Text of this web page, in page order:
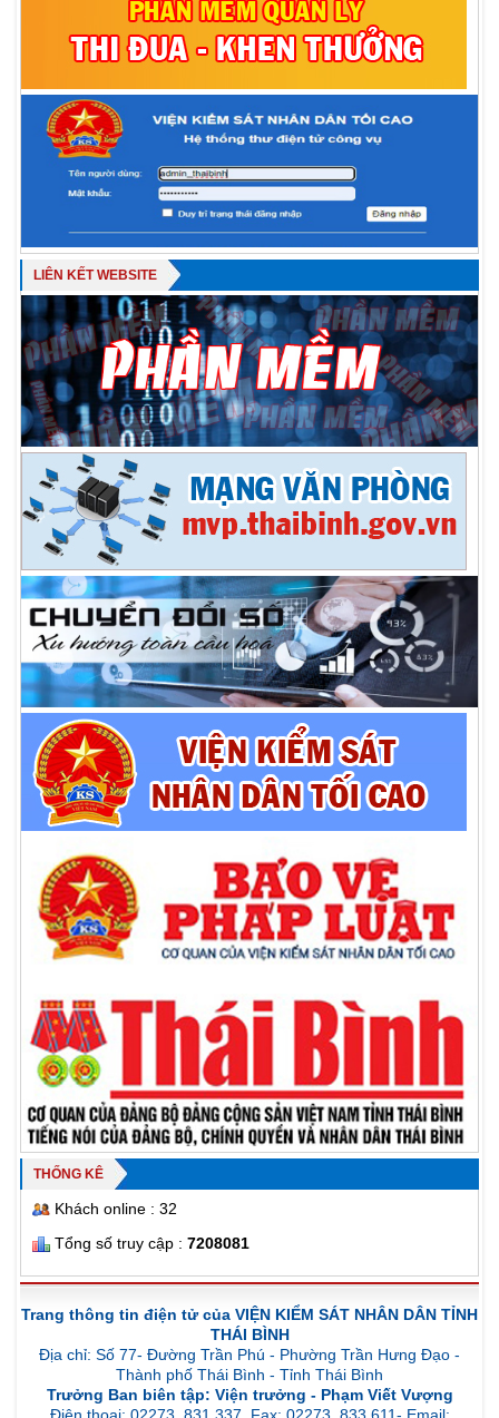
LIÊN KẾT WEBSITE
THỐNG KÊ
Khách online : 32
Tổng số truy cập : 7208081
Trang thông tin điện tử của VIỆN KIỂM SÁT NHÂN DÂN TỈNH
THÁI BÌNH
Địa chỉ: Số 77- Đường Trần Phú - Phường Trần Hưng Đạo -
Thành phố Thái Bình - Tỉnh Thái Bình
Trưởng Ban biên tập: Viện trưởng - Phạm Viết Vượng